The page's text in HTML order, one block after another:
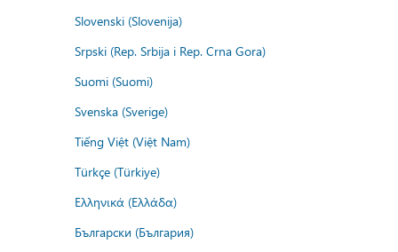
Slovenski (Slovenija)
Srpski (Rep. Srbija i Rep. Crna Gora)
Suomi (Suomi)
Svenska (Sverige)
Tiếng Việt (Việt Nam)
Türkçe (Türkiye)
Ελληνικά (Ελλάδα)
Български (България)